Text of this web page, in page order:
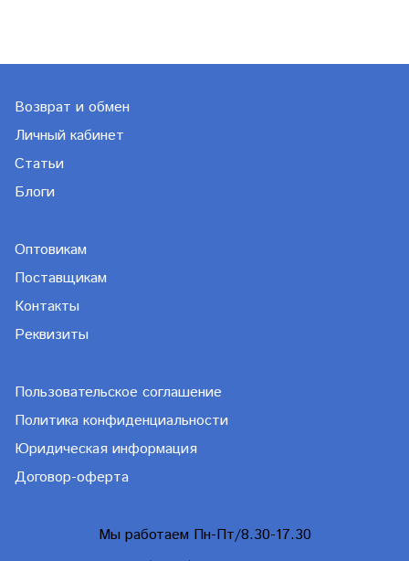
Возврат и обмен
Личный кабинет
Статьи
Блоги
Оптовикам
Поставщикам
Контакты
Реквизиты
Пользовательское соглашение
Политика конфиденциальности
Юридическая информация
Договор-оферта
Мы работаем Пн-Пт/8.30-17.30